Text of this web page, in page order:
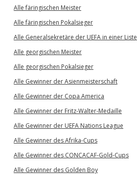
Alle färingischen Meister
Alle färingischen Pokalsieger
Alle Generalsekretäre der UEFA in einer Liste
Alle georgischen Meister
Alle georgischen Pokalsieger
Alle Gewinner der Asienmeisterschaft
Alle Gewinner der Copa America
Alle Gewinner der Fritz-Walter-Medaille
Alle Gewinner der UEFA Nations League
Alle Gewinner des Afrika-Cups
Alle Gewinner des CONCACAF-Gold-Cups
Alle Gewinner des Golden Boy